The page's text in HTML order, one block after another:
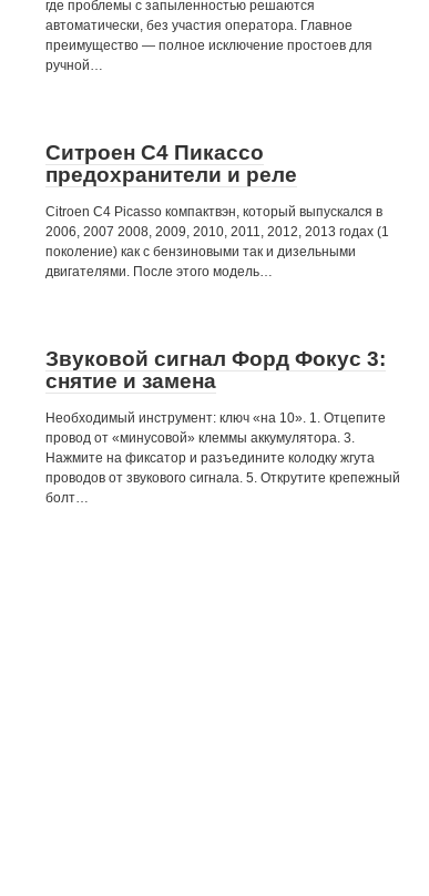
где проблемы с запыленностью решаются
автоматически, без участия оператора. Главное
преимущество — полное исключение простоев для
ручной…
Ситроен С4 Пикассо
предохранители и реле
Citroen C4 Picasso компактвэн, который выпускался в
2006, 2007 2008, 2009, 2010, 2011, 2012, 2013 годах (1
поколение) как с бензиновыми так и дизельными
двигателями. После этого модель…
Звуковой сигнал Форд Фокус 3:
снятие и замена
Необходимый инструмент: ключ «на 10». 1. Отцепите
провод от «минусовой» клеммы аккумулятора. 3.
Нажмите на фиксатор и разъедините колодку жгута
проводов от звукового сигнала. 5. Открутите крепежный
болт…